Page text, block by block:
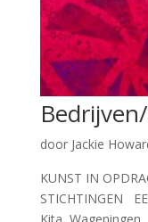
door Jackie
KUNST IN
STICHTINGEN